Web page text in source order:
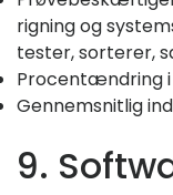
rigning og
tester, sorterer,
Procentændring i
Gennemsnitlig
9.